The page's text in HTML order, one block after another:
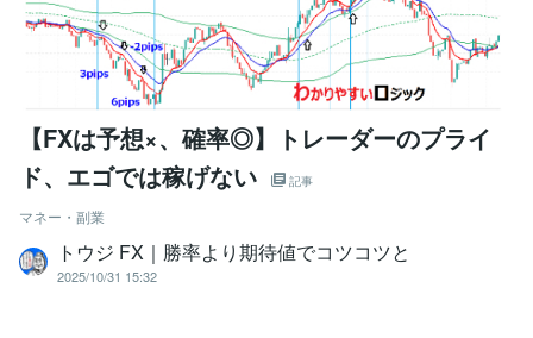
【FXは予想×、確率◎】トレーダーのプライ
ド、エゴでは稼げない
記事
マネー・副業
トウジ FX｜勝率より期待値でコツコツと
2025/10/31 15:32